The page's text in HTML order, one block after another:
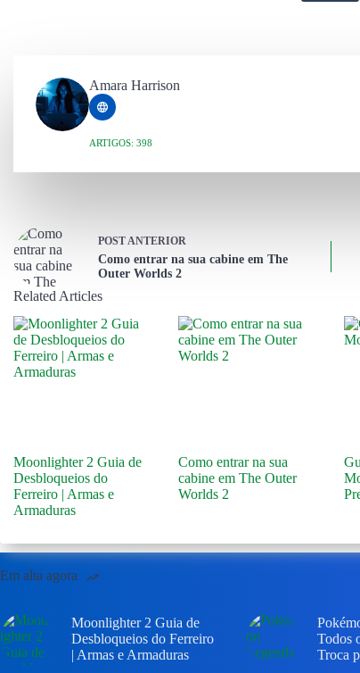
Amara Harrison
ARTIGOS: 398
POSTANTERIOR
Como entrar na sua cabine em The
Outer Worlds 2
Related Articles
Moonlighter 2 Guia de
Desbloqueios do
Ferreiro | Armas e
Armaduras
Como entrar na sua
cabine em The Outer
Worlds 2
Em alta agora
Moonlighter 2 Guia de
Desbloqueios do Ferreiro
| Armas e Armaduras
Todos
Troca